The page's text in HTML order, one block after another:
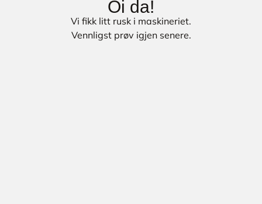
Oi da!
Vi fikk litt rusk i maskineriet.
Vennligst prøv igjen senere.